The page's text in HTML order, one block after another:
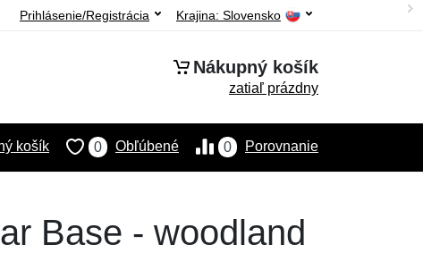
Krajina: Slovensko
Prihlásenie/Registrácia
Nákupný košík
zatiaľ prázdny
0 Porovnanie
0 Obľúbené
košík
Base - woodland